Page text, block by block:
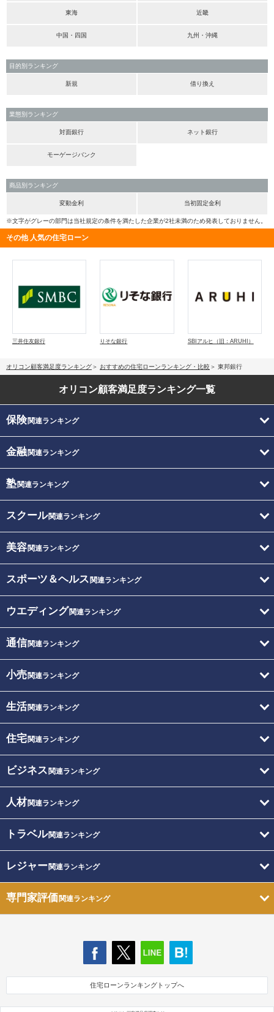
東海 近畿
中国・四国 九州・沖縄
目的別ランキング
新規 借り換え
業態別ランキング
対面銀行 ネット銀行
モーゲージバンク
商品別ランキング
変動金利 当初固定金利
※文字がグレーの部門は当社規定の条件を満たした企業が2社未満のため発表しておりません。
その他 人気の住宅ローン
三井住友銀行 りそな銀行 SBIアルヒ（旧：ARUHI）
オリコン顧客満足度ランキング おすすめの住宅ローンランキング・比較 東邦銀行
オリコン顧客満足度ランキング一覧
保険関連ランキング
金融関連ランキング
塾関連ランキング
スクール関連ランキング
美容関連ランキング
スポーツ＆ヘルス 関連ランキング
ウエディング関連ランキング
通信関連ランキング
小売関連ランキング
生活関連ランキング
住宅関連ランキング
ビジネス 関連ランキング
人材関連ランキング
トラベル関連ランキング
レジャー関連ランキング
専門家評価関連ランキング
住宅ローンランキングトップへ